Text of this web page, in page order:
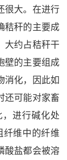
很大。在进行
秸秆的主要成
大约占秸秆干
壁的主要组成
消化，因此如
还可能对家畜
进行碱化处
纤维中的纤维
酸盐都会被溶